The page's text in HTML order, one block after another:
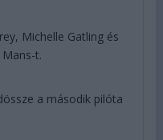
Michelle Gatling és
t.
a második pilóta